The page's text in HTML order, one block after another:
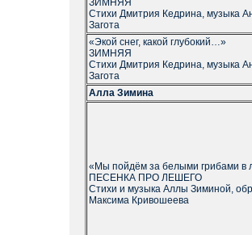
ЗИМНЯЯ
Стихи Дмитрия Кедрина, музыка
Загота
«Экой снег, какой глубокий…»
ЗИМНЯЯ
Стихи Дмитрия Кедрина, музыка
Загота
Алла Зимина
«Мы пойдём за белыми грибами в
ПЕСЕНКА ПРО ЛЕШЕГО
Стихи и музыка Аллы Зиминой,
Максима Кривошеева